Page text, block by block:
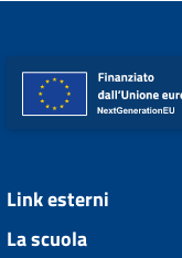
Link esterni
La scuola